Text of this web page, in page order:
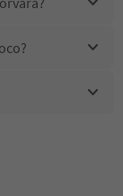
Gran
Guest